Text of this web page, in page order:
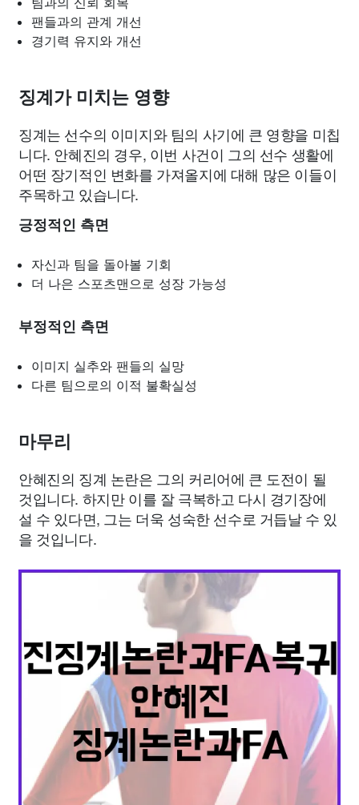
팬들과의 관계 개선
경기력 유지와 개선
징계가 미치는 영향
징계는 선수의 이미지와 팀의 사기에 큰 영향을 미칩
니다. 안혜진의 경우, 이번 사건이 그의 선수 생활에
어떤 장기적인 변화를 가져올지에 대해 많은 이들이
주목하고 있습니다.
긍정적인 측면
자신과 팀을 돌아볼 기회
더 나은 스포츠맨으로 성장 가능성
부정적인 측면
이미지 실추와 팬들의 실망
다른 팀으로의 이적 불확실성
마무리
안혜진의 징계 논란은 그의 커리어에 큰 도전이 될
것입니다. 하지만 이를 잘 극복하고 다시 경기장에
설 수 있다면, 그는 더욱 성숙한 선수로 거듭날 수 있
을 것입니다.